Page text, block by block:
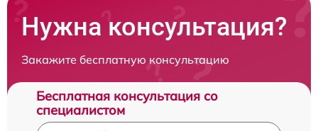
Нужна консультация?
Закажите бесплатную консультацию
Бесплатная консультация со
специалистом